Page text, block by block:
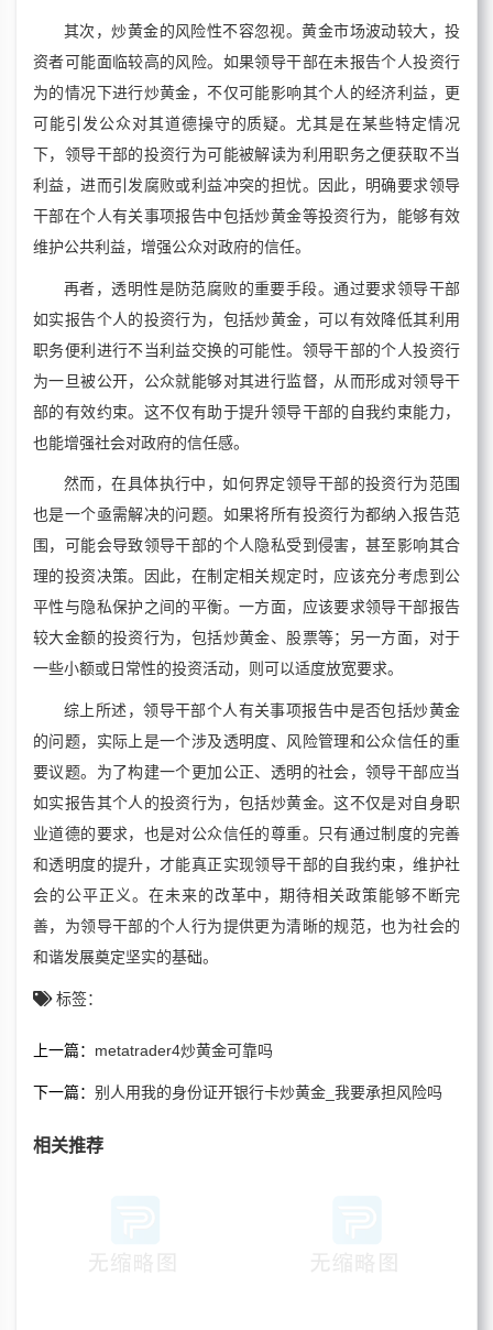
其次，炒黄金的风险性不容忽视。黄金市场波动较大，投
资者可能面临较高的风险。如果领导干部在未报告个人投资行
为的情况下进行炒黄金，不仅可能影响其个人的经济利益，更
可能引发公众对其道德操守的质疑。尤其是在某些特定情况
下，领导干部的投资行为可能被解读为利用职务之便获取不当
利益，进而引发腐败或利益冲突的担忧。因此，明确要求领导
干部在个人有关事项报告中包括炒黄金等投资行为，能够有效
维护公共利益，增强公众对政府的信任。
再者，透明性是防范腐败的重要手段。通过要求领导干部
如实报告个人的投资行为，包括炒黄金，可以有效降低其利用
职务便利进行不当利益交换的可能性。领导干部的个人投资行
为一旦被公开，公众就能够对其进行监督，从而形成对领导干
部的有效约束。这不仅有助于提升领导干部的自我约束能力，
也能增强社会对政府的信任感。
然而，在具体执行中，如何界定领导干部的投资行为范围
也是一个亟需解决的问题。如果将所有投资行为都纳入报告范
围，可能会导致领导干部的个人隐私受到侵害，甚至影响其合
理的投资决策。因此，在制定相关规定时，应该充分考虑到公
平性与隐私保护之间的平衡。一方面，应该要求领导干部报告
较大金额的投资行为，包括炒黄金、股票等；另一方面，对于
一些小额或日常性的投资活动，则可以适度放宽要求。
综上所述，领导干部个人有关事项报告中是否包括炒黄金
的问题，实际上是一个涉及透明度、风险管理和公众信任的重
要议题。为了构建一个更加公正、透明的社会，领导干部应当
如实报告其个人的投资行为，包括炒黄金。这不仅是对自身职
业道德的要求，也是对公众信任的尊重。只有通过制度的完善
和透明度的提升，才能真正实现领导干部的自我约束，维护社
会的公平正义。在未来的改革中，期待相关政策能够不断完
善，为领导干部的个人行为提供更为清晰的规范，也为社会的
和谐发展奠定坚实的基础。
标签：
上一篇： metatrader4炒黄金可靠吗
下一篇： 别人用我的身份证开银行卡炒黄金_我要承担风险吗
相关推荐